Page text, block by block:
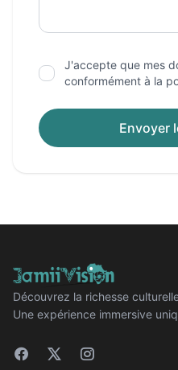
J'accepte que mes
conformément à la
Envoyer
Découvrez la richesse
Une expérience immersive